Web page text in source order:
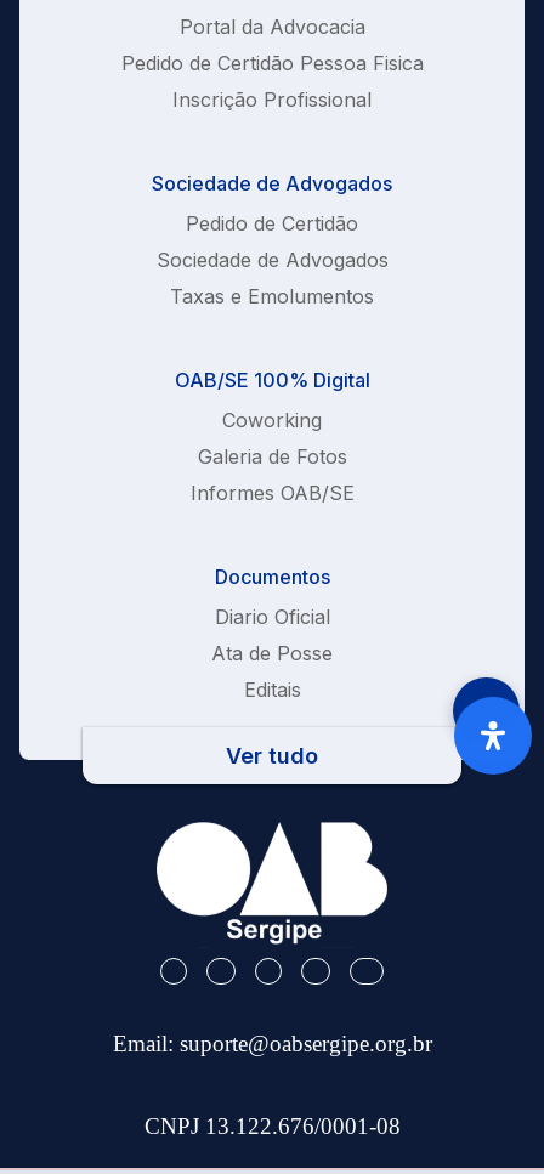
Portal da Advocacia
Pedido de Certidão Pessoa Fisica
Inscrição Profissional
Sociedade de Advogados
Pedido de Certidão
Sociedade de Advogados
Taxas e Emolumentos
OAB/SE 100% Digital
Coworking
Galeria de Fotos
Informes OAB/SE
Documentos
Diario Oficial
Ata de Posse
Editais
Ver tudo
Email: suporte@oabsergipe.org.br
CNPJ 13.122.676/0001-08